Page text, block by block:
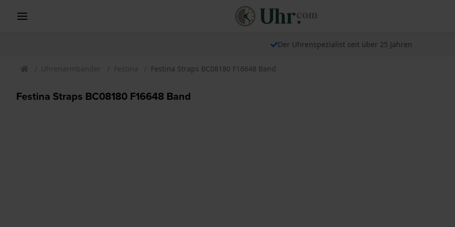
Der Uhrenspezialist seit über 25 Jahren
Uhrenarmbander Festina Festina Straps BC08180 F16648 Band
Festina Straps BC08180 F16648 Band